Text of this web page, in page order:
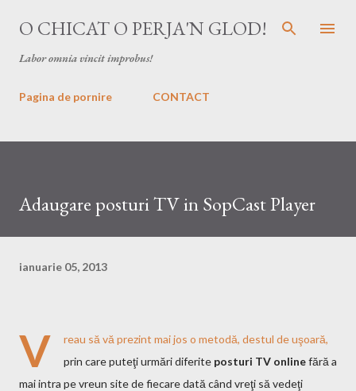
Treceți la conținutul principal
O CHICAT O PERJA'N GLOD!
Labor omnia vincit improbus!
Pagina de pornire CONTACT
Adaugare posturi TV in SopCast Player
ianuarie 05, 2013
V
reau să vă prezint mai jos o metodă, destul de uşoară,
prin care puteţi urmări diferite posturi TV onlinefără a
mai intra pe vreun site de fiecare dată când vreţi să vedeţi